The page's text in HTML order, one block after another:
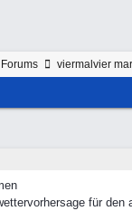
Forums viermalvier
für